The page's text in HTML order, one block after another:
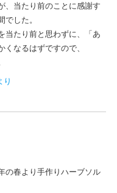
、当たり前のことに感謝す
した。
当たり前と思わずに、「あ
なるはずですので、
り
の春より手作りハーブソル